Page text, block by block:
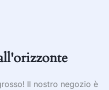
Il nostro negozio è